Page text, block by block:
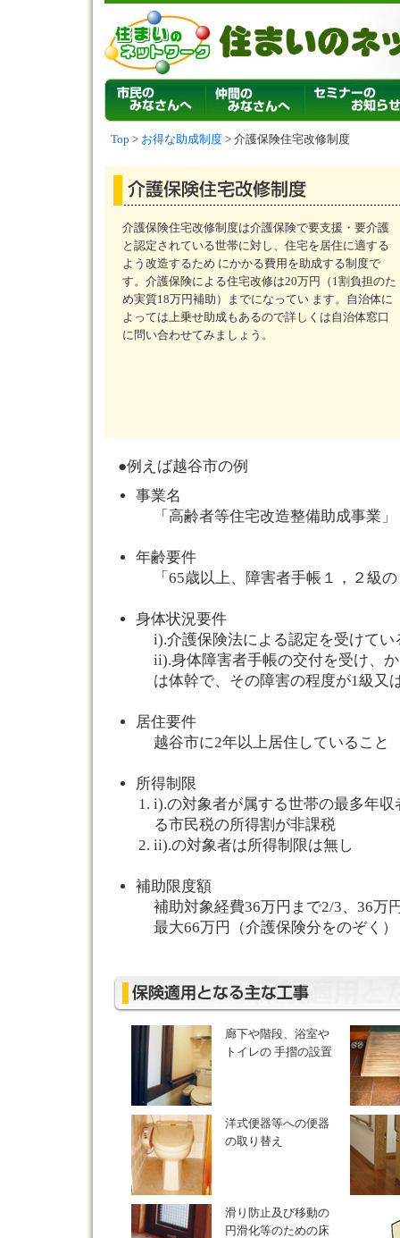
Top > お得な助成制度> 介護保険住宅改修制度
介護保険住宅改修制度は介護保険で要支援・要介護
と認定されている世帯に対し、住宅を居住に適する
よう改造するため にかかる費用を助成する制度で
す。介護保険による住宅改修は20万円（1割負担のた
め実質18万円補助）までになってい ます。自治体に
よっては上乗せ助成もあるので詳しくは自治体窓口
に問い合わせてみましょう。
●例えば越谷市の例
事業名
「高齢者等住宅改造整備助成事業」
年齢要件
「65歳以上、障害者手帳１，２級
身体状況要件
i).介護保険法による認定を受けてい
ii).身体障害者手帳の交付を受け、
は体幹で、その障害の程度が1級又
居住要件
越谷市に2年以上居住していること
所得制限
i).の対象者が属する世帯の最多年
る市民税の所得割が非課税
ii).の対象者は所得制限は無し
補助限度額
補助対象経費36万円まで2/3、36
最大66万円（介護保険分をのぞく）
廊下や階段、浴室や
トイレの 手摺の設置
洋式便器等への便器
の取り替え
滑り防止及び移動の
円滑化等のための床